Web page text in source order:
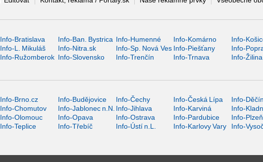
Info-Bratislava Info-Ban. Bystrica Info-Humenné Info-Komárno Info-
Info-L. Mikuláš Info-Nitra.sk Info-Sp. Nová Ves Info-Piešťany Info-
Info-Ružomberok Info-Slovensko Info-Trenčín Info-Trnava Info-Žilina
Info-Brno.cz Info-Budějovice Info-Čechy Info-Česká Lípa Info-Děčín
Info-Chomutov Info-Jablonec n.N. Info-Jihlava Info-Karviná Info-
Info-Olomouc Info-Opava Info-Ostrava Info-Pardubice Info-Plzeň
Info-Teplice Info-Třebíč Info-Ústí n.L. Info-Karlovy Vary Info-